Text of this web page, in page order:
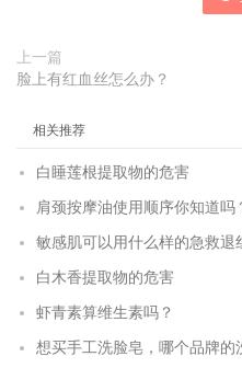
上一篇
脸上有红血丝怎么办？
相关推荐
白睡莲根提取物的危害
肩颈按摩油使用顺序你知道吗
敏感肌可以用什么样的急救退
白木香提取物的危害
虾青素算维生素吗？
想买手工洗脸皂，哪个品牌的